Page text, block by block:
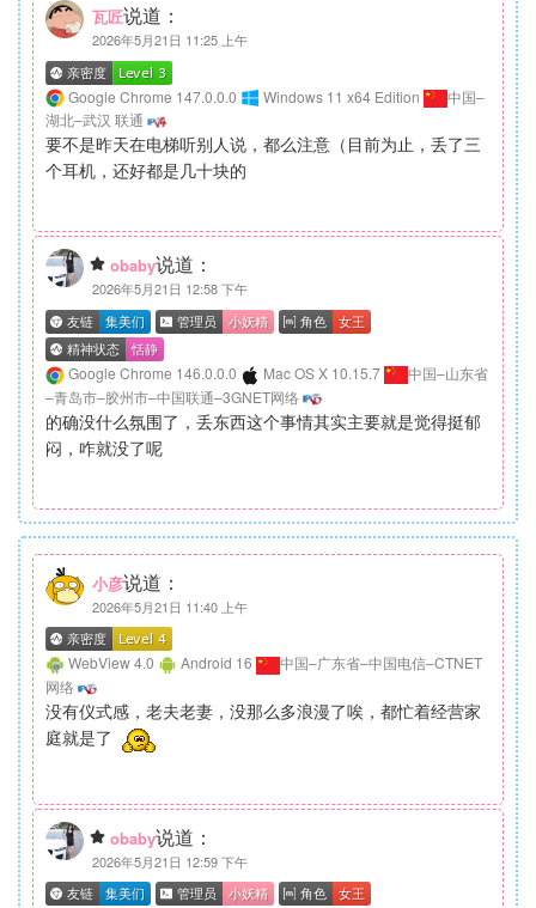
瓦匠说道：
2026年5月21日 11:25 上午
Google Chrome 147.0.0.0 Windows 11 x64 Edition
中国–
湖北–武汉 联通
要不是昨天在电梯听别人说，都么注意（目前为止，丢了三
个耳机，还好都是几十块的
obaby说道：
2026年5月21日 12:58 下午
Google Chrome 146.0.0.0 Mac OS X 10.15.7
中国–山东省
–青岛市–胶州市–中国联通–3GNET网络
的确没什么氛围了，丢东西这个事情其实主要就是觉得挺郁
闷，咋就没了呢
小彦说道：
2026年5月21日 11:40 上午
WebView 4.0 Android 16
中国–广东省–中国电信–CTNET
网络
没有仪式感，老夫老妻，没那么多浪漫了唉，都忙着经营家
庭就是了
obaby说道：
2026年5月21日 12:59 下午